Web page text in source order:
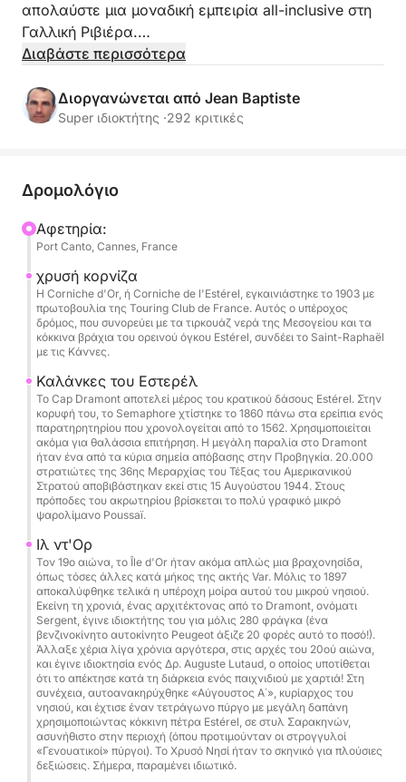
απολαύστε μια μοναδική εμπειρία all-inclusive στη
Γαλλική Ριβιέρα.
πλήρωμα, πλεύστε σε απόλυτη ηρεμία στα πιο
όμορφα σημεία της περιοχής: τιρκουάζ νερά,
προσφέρει κορυφαία άνεση με άφθονους χώρους
χαλάρωσης, ιδανικό για ηλιοθεραπεία, για να
μοιραστείτε ένα γεύμα ή να απολαύσετε θαλάσσια
σπορ.
Περιλαμβάνονται:
Επαγγελματίας καπετάνιος & πλήρωμα
(συμπεριλαμβανομένης της συνοδού)
Καύσιμα
Αναψυκτικά
Κωπηλασία με σανίδα και κολύμβηση με
αναπνευστήρα
Πλήρης εξοπλισμός ασφαλείας
Seabob: 80 € / κράτηση
Wakeboard: 50 € / ημέρα
Donut: 50 € / κράτηση
Φωτογράφος / drone κατόπιν αιτήματος
Catering / γεύμα στο πλοίο: 50 € / άτομο
Πετσέτα θαλάσσης: 5 € / ημέρα
Μαγείρισσα: 250 € / ημέρα
Πιθανά δρομολόγια:
Κάννες & τα κρυστάλλινα νερά τους
Διαβάστε περισσότερα
Διοργανώνεται από Jean Baptiste
Super ιδιοκτήτης ·292 κριτικές
Δρομολόγιο
Αφετηρία:
Port Canto, Cannes, France
χρυσή κορνίζα
Η Corniche d'Or, ή Corniche de l'Estérel, εγκαινιάστηκε το 1903 με
πρωτοβουλία της Touring Club de France. Αυτός ο υπέροχος
δρόμος, που συνορεύει με τα τιρκουάζ νερά της Μεσογείου και τα
κόκκινα βράχια του ορεινού όγκου Estérel, συνδέει το Saint-Raphaël
με τις Κάννες.
Καλάνκες του Εστερέλ
Το Cap Dramont αποτελεί μέρος του κρατικού δάσους Estérel. Στην
κορυφή του, το Semaphore χτίστηκε το 1860 πάνω στα ερείπια ενός
παρατηρητηρίου που χρονολογείται από το 1562. Χρησιμοποιείται
ακόμα για θαλάσσια επιτήρηση. Η μεγάλη παραλία στο Dramont
ήταν ένα από τα κύρια σημεία απόβασης στην Προβηγκία. 20.000
στρατιώτες της 36ης Μεραρχίας του Τέξας του Αμερικανικού
Στρατού αποβιβάστηκαν εκεί στις 15 Αυγούστου 1944. Στους
πρόποδες του ακρωτηρίου βρίσκεται το πολύ γραφικό μικρό
ψαρολίμανο Poussaï.
Ιλ ντ'Ορ
Τον 19ο αιώνα, το Île d'Or ήταν ακόμα απλώς μια βραχονησίδα,
όπως τόσες άλλες κατά μήκος της ακτής Var. Μόλις το 1897
αποκαλύφθηκε τελικά η υπέροχη μοίρα αυτού του μικρού νησιού.
Εκείνη τη χρονιά, ένας αρχιτέκτονας από το Dramont, ονόματι
Sergent, έγινε ιδιοκτήτης του για μόλις 280 φράγκα (ένα
βενζινοκίνητο αυτοκίνητο Peugeot άξιζε 20 φορές αυτό το ποσό!).
Άλλαξε χέρια λίγα χρόνια αργότερα, στις αρχές του 20ού αιώνα,
και έγινε ιδιοκτησία ενός Δρ. Auguste Lutaud, ο οποίος υποτίθεται
ότι το απέκτησε κατά τη διάρκεια ενός παιχνιδιού με χαρτιά! Στη
συνέχεια, αυτοανακηρύχθηκε «Αύγουστος Α΄», κυρίαρχος του
νησιού, και έχτισε έναν τετράγωνο πύργο με μεγάλη δαπάνη
χρησιμοποιώντας κόκκινη πέτρα Estérel, σε στυλ Σαρακηνών,
ασυνήθιστο στην περιοχή (όπου προτιμούνταν οι στρογγυλοί
«Γενουατικοί» πύργοι). Το Χρυσό Νησί ήταν το σκηνικό για πλούσιες
δεξιώσεις. Σήμερα, παραμένει ιδιωτικό.